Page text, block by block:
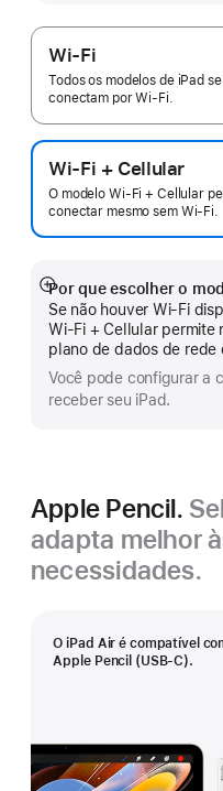
Wi-Fi
Todos os modelos de iPad se
conectam por Wi-Fi.
Wi-Fi + Cellular
O modelo Wi-Fi + Cellular
conectar mesmo sem Wi-Fi.
Por que escolher o
Se não houver Wi-Fi
Wi‑Fi + Cellular permite
plano de dados de rede
Você pode configurar a
receber seu iPad.
Mostrar
mais
Apple Pencil.
adapta melhor
necessidades.
O iPad Air é compatível
Apple Pencil (USB-C).